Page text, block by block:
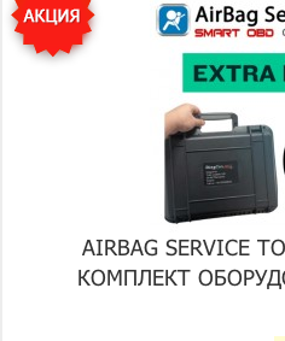
AIRBAG SERVICE
КОМПЛЕКТ